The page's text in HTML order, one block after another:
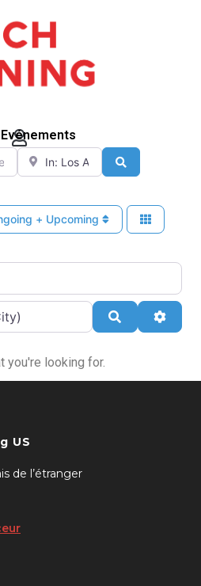
Evénements
A proximité de
+ Upcoming
Search
you're looking for.
US
de l’étranger